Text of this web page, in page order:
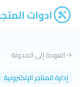
ادوات المتجر
العودة إلى المدونة
إدارة المتاجر الإلكترونية